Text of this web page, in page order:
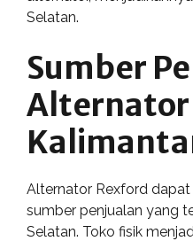
Selatan.
Sumber
Alternator
Alternator Rexford
sumber penjualan yang
Selatan. Toko fisik